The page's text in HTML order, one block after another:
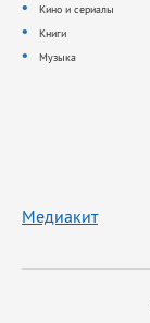
Кино и сериалы
Книги
Музыка
Медиакит